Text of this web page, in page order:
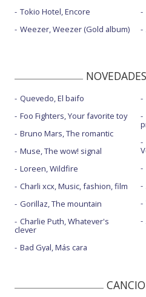
Tokio Hotel, Encore
Weezer, Weezer (Gold album)
Quevedo, El baifo
Foo Fighters, Your favorite toy
Bruno Mars, The romantic
Muse, The wow! signal
Loreen, Wildfire
Charli xcx, Music, fashion, film
Gorillaz, The mountain
Charlie Puth, Whatever's
clever
Bad Gyal, Más cara